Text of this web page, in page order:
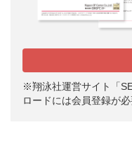
※翔泳社運営サイト「
ロードには会員登録が必